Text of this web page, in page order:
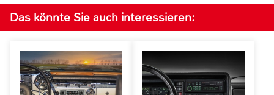
Das könnte Sie auch interessieren: